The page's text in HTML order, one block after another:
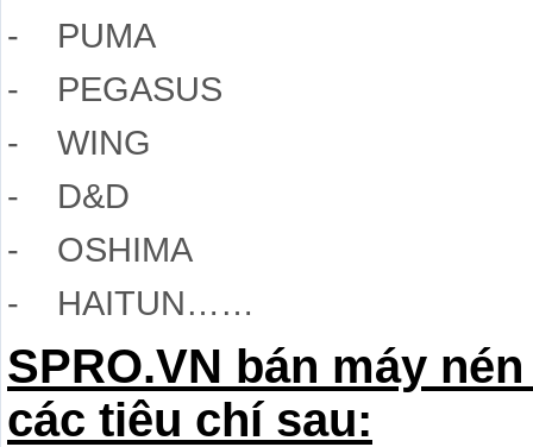
- PUMA
- PEGASUS
- WING
- D&D
- OSHIMA
- HAITUN……
SPRO.VN bán máy
các tiêu chí sau: